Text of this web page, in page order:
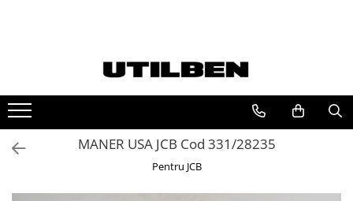
Ulei
Filtre
Picon / Ciocan hidraulicMANER USA JCB Cod 331/28235
Pentru JCB